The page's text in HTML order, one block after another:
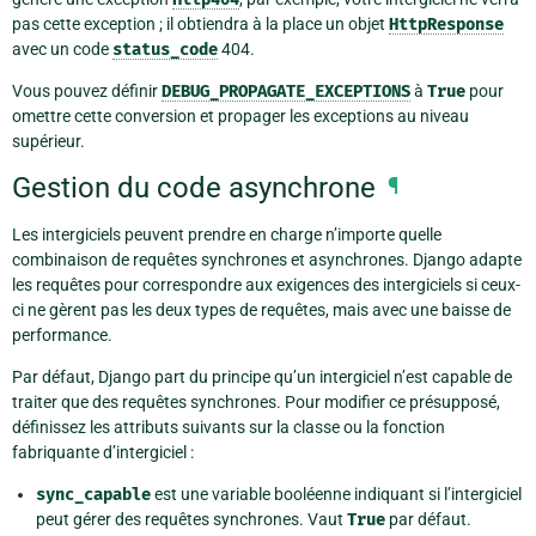
pas cette exception ; il obtiendra à la place un objet HttpResponse
avec un code status_code404.
Vous pouvez définirDEBUG_PROPAGATE_EXCEPTIONSà True pour
omettre cette conversion et propager les exceptions au niveau
supérieur.
Gestion du code asynchrone ¶
Les intergiciels peuvent prendre en charge n’importe quelle
combinaison de requêtes synchrones et asynchrones. Django adapte
les requêtes pour correspondre aux exigences des intergiciels si ceux-
ci ne gèrent pas les deux types de requêtes, mais avec une baisse de
performance.
Par défaut, Django part du principe qu’un intergiciel n’est capable de
traiter que des requêtes synchrones. Pour modifier ce présupposé,
définissez les attributs suivants sur la classe ou la fonction
fabriquante d’intergiciel :
sync_capableest une variable booléenne indiquant si l’intergiciel
peut gérer des requêtes synchrones. Vaut True par défaut.